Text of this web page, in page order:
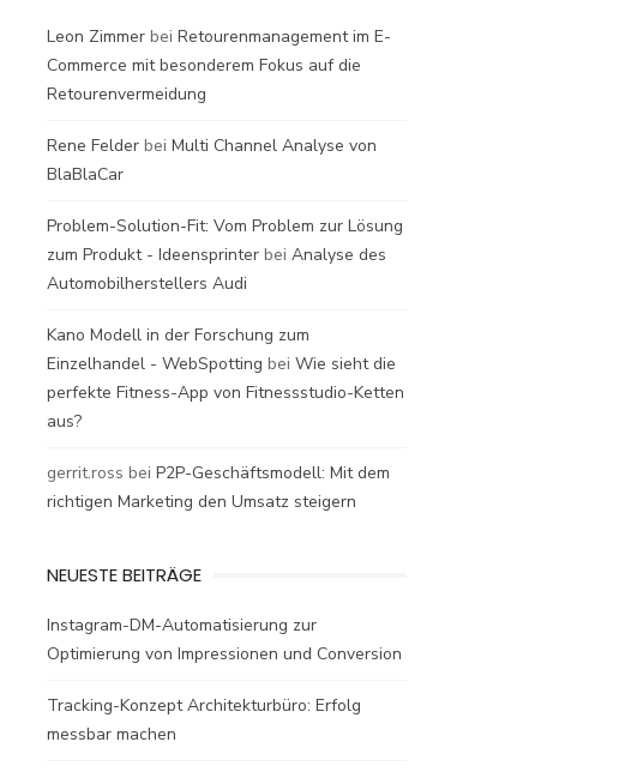
Leon Zimmer bei Retourenmanagement im E-
Commerce mit besonderem Fokus auf die
Retourenvermeidung
Rene Felder bei Multi Channel Analyse von
BlaBlaCar
Problem-Solution-Fit: Vom Problem zur Lösung
zum Produkt - Ideensprinter bei Analyse des
Automobilherstellers Audi
Kano Modell in der Forschung zum
Einzelhandel - WebSpotting bei Wie sieht die
perfekte Fitness-App von Fitnessstudio-Ketten
aus?
gerrit.ross bei P2P-Geschäftsmodell: Mit dem
richtigen Marketing den Umsatz steigern
NEUESTE BEITRÄGE
Instagram-DM-Automatisierung zur
Optimierung von Impressionen und Conversion
Tracking-Konzept Architekturbüro: Erfolg
messbar machen